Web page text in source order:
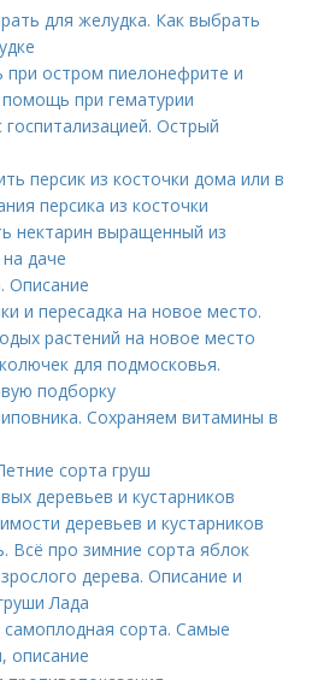
для желудка. Как выбрать
остром пиелонефрите и
при гематурии
Острый
персик из косточки дома или в
персика из косточки
нектарин выращенный из
даче
Описание
и пересадка на новое место.
растений на новое место
для подмосковья.
подборку
Сохраняем витамины в
сорта груш
деревьев и кустарников
деревьев и кустарников
Всё про зимние сорта яблок
дерева. Описание и
Лада
сорта. Самые
описание